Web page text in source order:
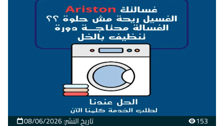
153 تاريخ النشر: 08/06/2026